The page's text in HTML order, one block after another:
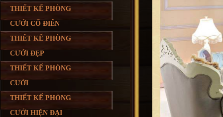
THIẾT KẾ PHÒNG
CƯỚI CỔ ĐIỂN
THIẾT KẾ PHÒNG
CƯỚI ĐẸP
THIẾT KẾ PHÒNG
CƯỚI
THIẾT KẾ PHÒNG
CƯỚI HIỆN ĐẠI